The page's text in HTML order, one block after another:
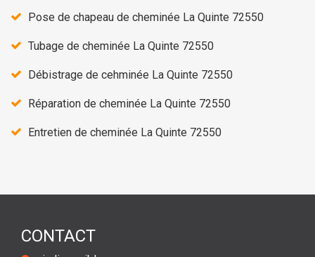
Pose de chapeau de cheminée La Quinte 72550
Tubage de cheminée La Quinte 72550
Débistrage de cehminée La Quinte 72550
Réparation de cheminée La Quinte 72550
Entretien de cheminée La Quinte 72550
CONTACT